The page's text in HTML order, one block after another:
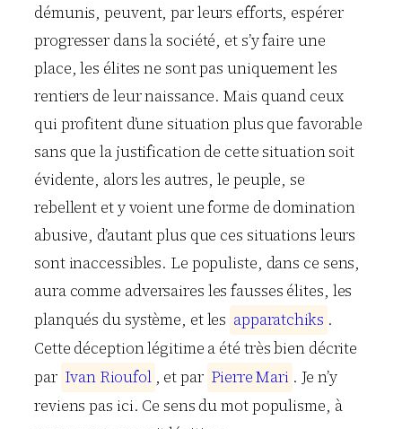
démunis, peuvent, par leurs efforts, espérer
progresser dans la société, et s’y faire une
place, les élites ne sont pas uniquement les
rentiers de leur naissance. Mais quand ceux
qui profitent d’une situation plus que favorable
sans que la justification de cette situation soit
évidente, alors les autres, le peuple, se
rebellent et y voient une forme de domination
abusive, d’autant plus que ces situations leurs
sont inaccessibles. Le populiste, dans ce sens,
aura comme adversaires les fausses élites, les
planqués du système, et les apparatchiks .
Cette déception légitime a été très bien décrite
par Ivan Rioufol , et par PierreMari . Je n’y
reviens pas ici. Ce sens du mot populisme, à